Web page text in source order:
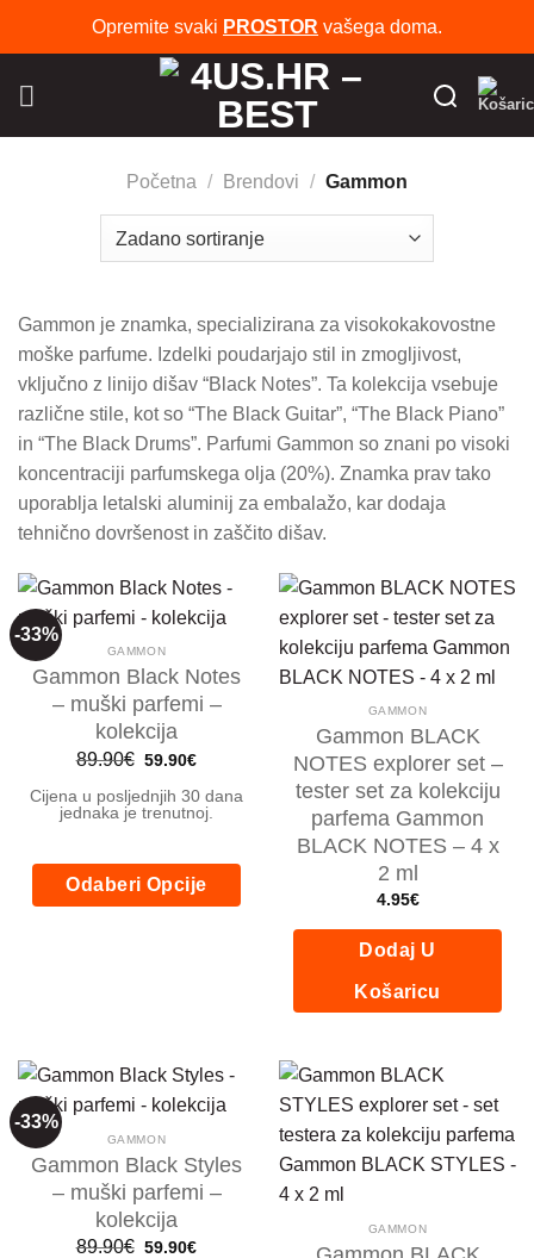
Opremite svaki PROSTOR vašega doma.
Početna / Brendovi / Gammon
Gammon je znamka, specializirana za visokokakovostne
moške parfume. Izdelki poudarjajo stil in zmogljivost,
vključno z linijo dišav “Black Notes”. Ta kolekcija vsebuje
različne stile, kot so “The Black Guitar”, “The Black Piano”
in “The Black Drums”. Parfumi Gammon so znani po visoki
koncentraciji parfumskega olja (20%). Znamka prav tako
uporablja letalski aluminij za embalažo, kar dodaja
tehnično dovršenost in zaščito dišav.
-33%
GAMMON
Gammon Black Notes
– muški parfemi –
kolekcija
89.90€ Izvorna
bila
je:
89.90€.
59.90€Trenutna
je:
59.90€.
Cijena u posljednjih 30 dana
jednaka je trenutnoj.
Odaberi Opcije
se
mogu
na
stranici
proizvoda
GAMMON
Gammon BLACK
NOTES explorer set –
tester set za kolekciju
parfema Gammon
BLACK NOTES – 4 x
2 ml
4.95€
Dodaj U
Košaricu
-33%
GAMMON
Gammon Black Styles
– muški parfemi –
kolekcija
89.90€ Izvorna
59.90€Trenutna
GAMMON